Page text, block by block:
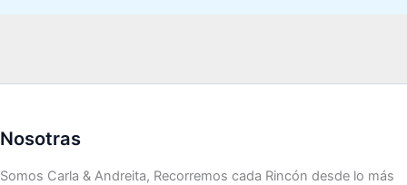
Nosotras
Somos Carla & Andreita, Recorremos cada Rincón desde lo más